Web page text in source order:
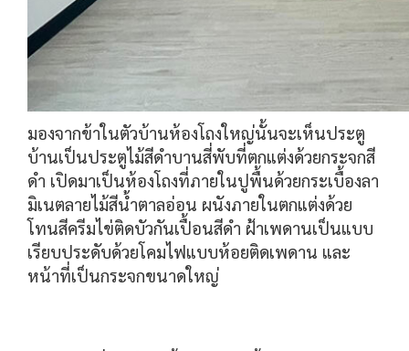
มองจากข้าในตัวบ้านห้องโถงใหญ่นั้นจะเห็นประตู
บ้านเป็นประตูไม้สีดำบานสี่พับที่ตกแต่งด้วยกระจกสี
ดำ เปิดมาเป็นห้องโถงที่ภายในปูพื้นด้วยกระเบื้องลา
มิเนตลายไม้สีน้ำตาลอ่อน ผนังภายในตกแต่งด้วย
โทนสีครีมไข่ติดบัวกันเปื้อนสีดำ ฝ้าเพดานเป็นแบบ
เรียบประดับด้วยโคมไฟแบบห้อยติดเพดาน และ
หน้าที่เป็นกระจกขนาดใหญ่